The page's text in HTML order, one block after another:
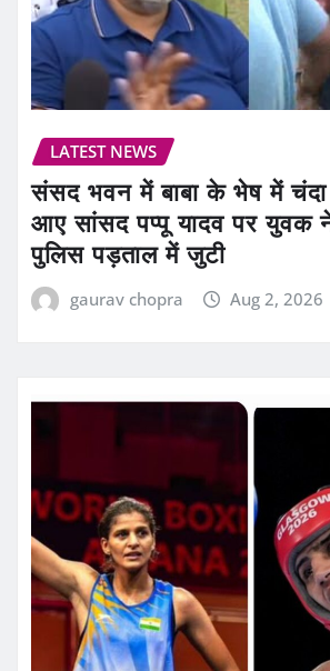
LATEST NEWS
संसद भवन में बाबा के भेष में चंदा
आए सांसद पप्पू यादव पर युवक
पुलिस पड़ताल में जुटी
gaurav chopra Aug 2, 2026